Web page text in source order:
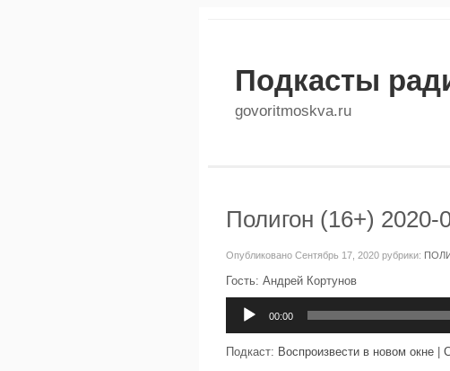
Подкасты
govoritmoskva.ru
Полигон (16+) 2020-
Опубликовано Сентябрь 17, 2020 рубрики:
Гость: Андрей Кортунов
00:00
Подкаст: Воспроизвести в новом окне